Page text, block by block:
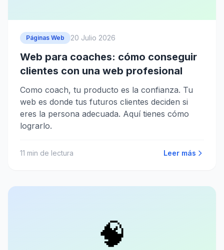
Páginas Web 20 Julio 2026
Web para coaches: cómo conseguir
clientes con una web profesional
Como coach, tu producto es la confianza. Tu
web es donde tus futuros clientes deciden si
eres la persona adecuada. Aquí tienes cómo
lograrlo.
11 min de lectura Leer más
🧠